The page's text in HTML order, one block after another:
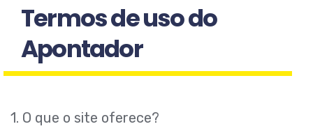
Termos de uso do
Apontador
1. O que o site oferece?